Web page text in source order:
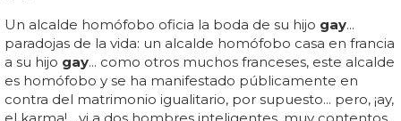
Un alcalde homófobo oficia la boda de su hijo gay...
paradojas de la vida: un alcalde homófobo casa en francia
a su hijo gay... como otros muchos franceses, este alcalde
es homófobo y se ha manifestado públicamente en
contra del matrimonio igualitario, por supuesto... pero, ¡ay,